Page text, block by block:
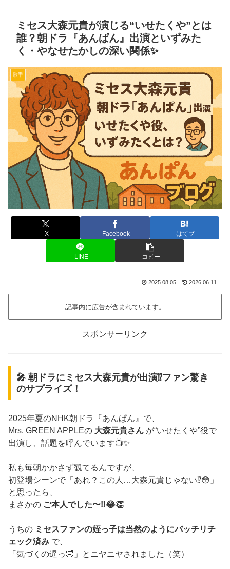
ミセス大森元貴が演じる“いせたくや”とは
誰？朝ドラ『あんぱん』出演といずみた
く・やなせたかしの深い関係✨
歌手
X Facebook はてブ
LINE コピー
2025.08.05 2026.06.11
記事内に広告が含まれています。
スポンサーリンク
🎤 朝ドラにミセス大森元貴が出演⁉️ファン驚き
のサプライズ！
2025年夏のNHK朝ドラ『あんぱん』で、
Mrs. GREEN APPLEの 大森元貴さん が“いせたくや”役で
出演し、話題を呼んでいます📺✨
私も毎朝かかさず観てるんですが、
初登場シーンで「あれ？この人…大森元貴じゃない⁉️😳」
と思ったら、
まさかの ご本人でした〜‼️😂👏
うちの ミセスファンの姪っ子は当然のようにバッチリチ
ェック済み で、
「気づくの遅っ🤣」とニヤニヤされました（笑）